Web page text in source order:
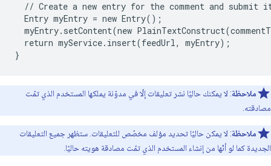
// Create a new entry for the comment and submit
  Entry myEntry = new Entry();
myEntry.setContent(new
  return myService.insert(feedUrl, myEntry);
ملاحظة: لا يمكنك حاليًا نشر تعليقات إلّا في مدوّنة يملكها المستخدم الذي تمّت
مصادقته.
ملاحظة: لا يمكن حاليًا تحديد مؤلف مخصّص للتعليقات. ستظهر جميع التعليقات
الجديدة كما لو أنّها من إنشاء المستخدم الذي تمّت مصادقة هويته حاليًا.